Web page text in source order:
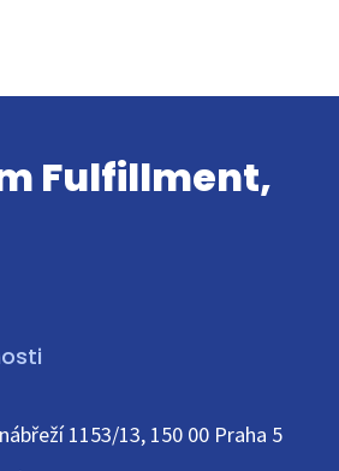
Fulfillment,
1153/13, 150 00 Praha 5